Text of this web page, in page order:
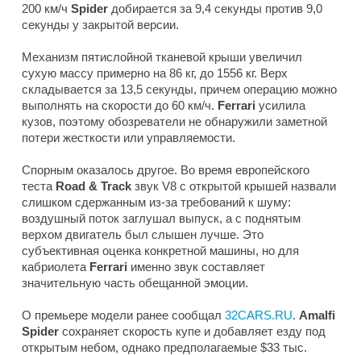
200 км/ч Spider добирается за 9,4 секунды против 9,0
секунды у закрытой версии.
Механизм пятислойной тканевой крыши увеличил
сухую массу примерно на 86 кг, до 1556 кг. Верх
складывается за 13,5 секунды, причем операцию можно
выполнять на скорости до 60 км/ч. Ferrari усилила
кузов, поэтому обозреватели не обнаружили заметной
потери жесткости или управляемости.
Спорным оказалось другое. Во время европейского
теста Road & Track звук V8 с открытой крышей назвали
слишком сдержанным из-за требований к шуму:
воздушный поток заглушал выпуск, а с поднятым
верхом двигатель был слышен лучше. Это
субъективная оценка конкретной машины, но для
кабриолета Ferrari именно звук составляет
значительную часть обещанной эмоции.
О премьере модели ранее сообщал 32CARS.RU. Amalfi
Spider сохраняет скорость купе и добавляет езду под
открытым небом, однако предполагаемые $33 тыс.